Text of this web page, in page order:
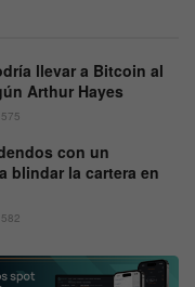
llevar a Bitcoin al
Arthur Hayes
575
con un
blindar la cartera en
582